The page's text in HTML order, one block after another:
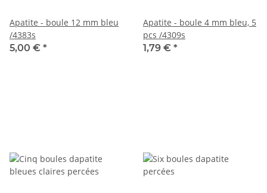
Apatite - boule 12 mm bleu
/4383s
5,00 € *
Apatite - boule 4 mm bleu, 5
pcs /4309s
1,79 € *